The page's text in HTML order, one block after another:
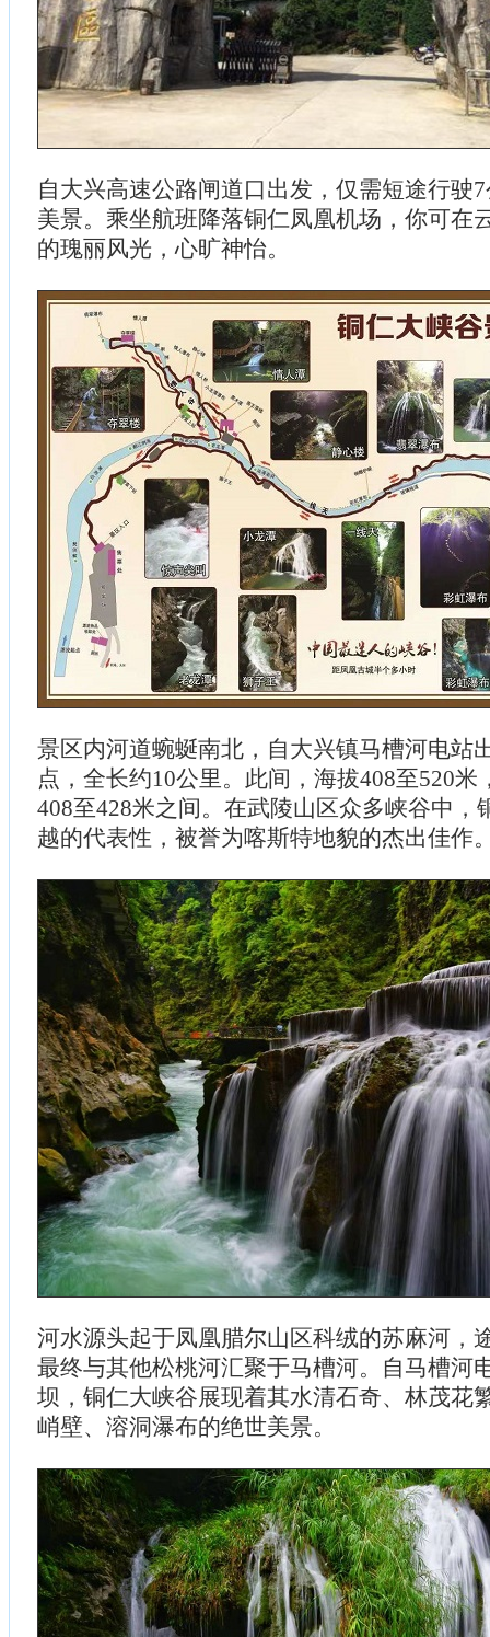
自大兴高速公路闸道口出发，仅需短途行驶
美景。乘坐航班降落铜仁凤凰机场，你可在
的瑰丽风光，心旷神怡。
景区内河道蜿蜒南北，自大兴镇马槽河电站
点，全长约10公里。此间，海拔408至520米
408至428米之间。在武陵山区众多峡谷中，
越的代表性，被誉为喀斯特地貌的杰出佳作
河水源头起于凤凰腊尔山区科绒的苏麻河，
最终与其他松桃河汇聚于马槽河。自马槽河
坝，铜仁大峡谷展现着其水清石奇、林茂花
峭壁、溶洞瀑布的绝世美景。